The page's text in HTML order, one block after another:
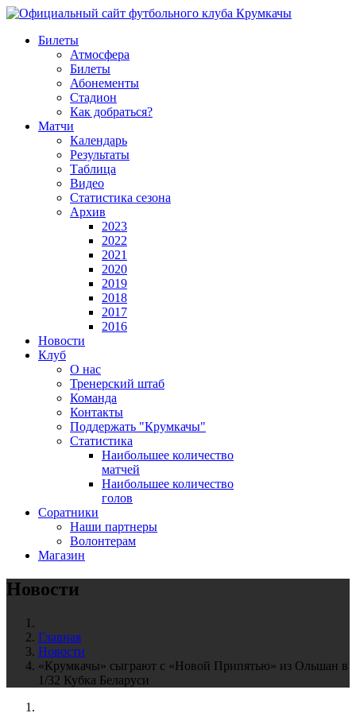
Билеты
Атмосфера
Билеты
Абонементы
Стадион
Как добраться?
Матчи
Календарь
Результаты
Таблица
Видео
Статистика сезона
Архив
2023
2022
2021
2020
2019
2018
2017
2016
Новости
Клуб
О нас
Тренерский штаб
Команда
Контакты
Поддержать "Крумкачы"
Статистика
Наибольшее количество
матчей
Наибольшее количество
голов
Соратники
Наши партнеры
Волонтерам
Магазин
Новости
Главная
Новости
«Крумкачы» сыграют с «Новой Припятью» из Ольшан в
1/32 Кубка Беларуси